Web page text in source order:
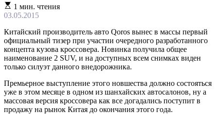
Расчетное
время
1 мин. чтения
03.05.2015
Китайский производитель авто Qoros вынес в массы первый
официальный тизер при участии очередного разработанного
концепта кузова кроссовера. Новинка получила общее
наименование 2 SUV, и на доступных всем снимках виден
только силуэт данного внедорожника.
Премьерное выступление этого новшества должно состояться
уже в этом месяце в одном из шанхайских автосалонов, ну а
массовая версия кроссовера как все догадались поступит в
продажу на рынок Китая до окончания этого года.